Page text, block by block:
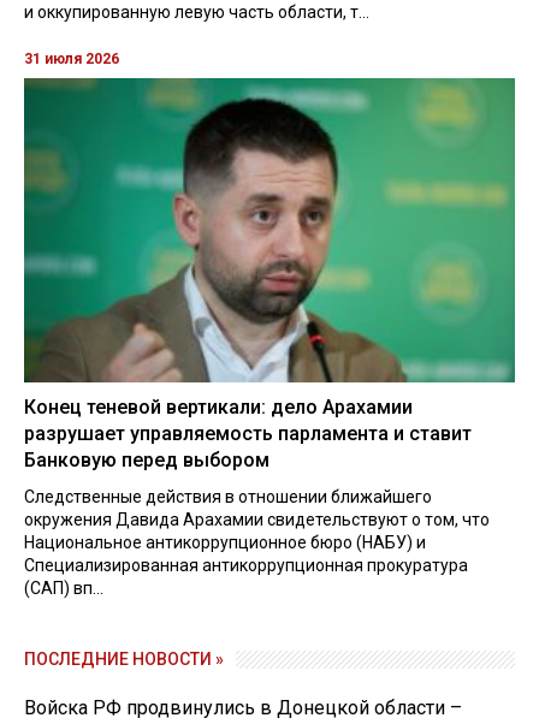
и оккупированную левую часть области, т...
31 июля 2026
Конец теневой вертикали: дело Арахамии
разрушает управляемость парламента и ставит
Банковую перед выбором
Следственные действия в отношении ближайшего
окружения Давида Арахамии свидетельствуют о том, что
Национальное антикоррупционное бюро (НАБУ) и
Специализированная антикоррупционная прокуратура
(САП) вп...
ПОСЛЕДНИЕ НОВОСТИ »
Войска РФ продвинулись в Донецкой области –